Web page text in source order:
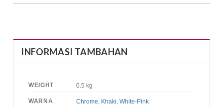
INFORMASI TAMBAHAN
WEIGHT 0.5 kg
WARNA Chrome Khaki ,White-Pink